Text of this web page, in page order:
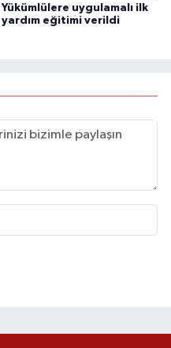
Yükümlülere uygulamalı ilk
yardım eğitimi verildi